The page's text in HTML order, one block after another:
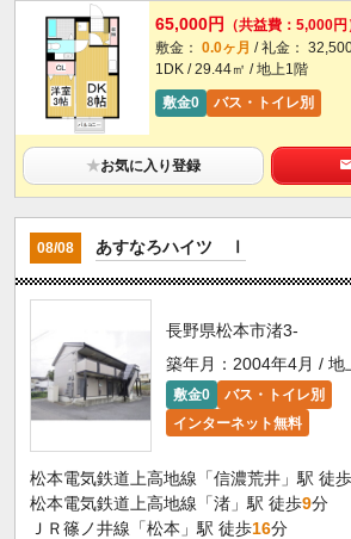
65,000円
（共益費：5,000円
敷金： 0.0ヶ月 / 礼金：
1DK / 29.44㎡ / 地上1階
敷金0
バス・トイレ別
★お気に入り登録
08/08 あすなろハイツ Ⅰ
長野県松本市渚3-
築年月：2004年4月 / 地
敷金0
バス・トイレ別
インターネット無料
松本電気鉄道上高地線「信濃荒井」駅 徒
松本電気鉄道上高地線「渚」駅 徒歩9分
ＪＲ篠ノ井線「松本」駅 徒歩16分